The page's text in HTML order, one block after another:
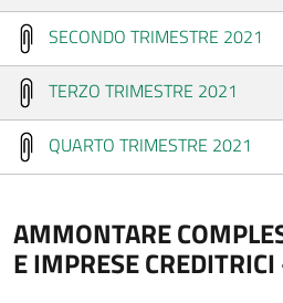
SECONDO TRIMESTRE 2021
TERZO TRIMESTRE 2021
QUARTO TRIMESTRE 2021
AMMONTARE
E IMPRESE